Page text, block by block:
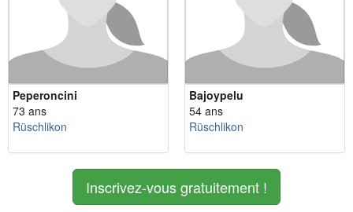
Peperoncini
73 ans
Rüschlikon
Bajoypelu
54 ans
Rüschlikon
Inscrivez-vous gratuitement !